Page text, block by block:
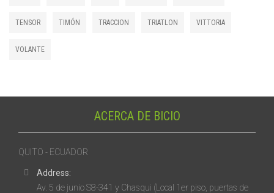
TENSOR TIMÓN TRACCION TRIATLON VITTORIA
VOLANTE
ACERCA DE BICIO
QUITO - ECUADOR
Address:
Av. 5 de junio S8-341 y Chasqui (Local 1er piso, puertas de